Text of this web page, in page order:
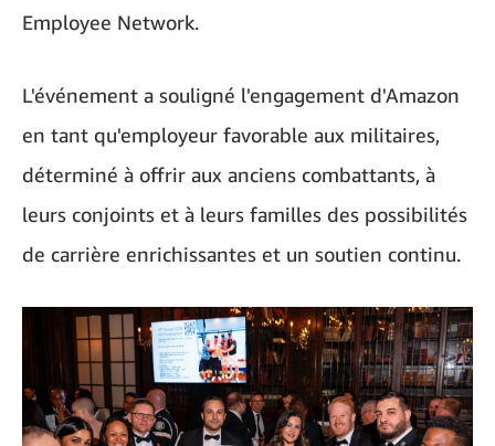
Employee Network.
L'événement a souligné l'engagement d'Amazon
en tant qu'employeur favorable aux militaires,
déterminé à offrir aux anciens combattants, à
leurs conjoints et à leurs familles des possibilités
de carrière enrichissantes et un soutien continu.